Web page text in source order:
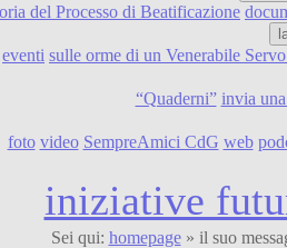
del Processo di Beatificazione
eventi sulle orme di un Venerabile
“Quaderni” invia
foto video SempreAmici CdG web
iniziative
Sei qui: homepage» il suo